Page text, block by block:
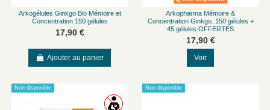
Arkogélules Ginkgo Bio Mémoire et
Concentration 150 gélules
17,90 €
Ajouter au panier
Arkopharma Mémoire &
Concentration Ginkgo. 150 gélules +
45 gélules OFFERTES
17,90 €
Voir
Non disponible Non disponible